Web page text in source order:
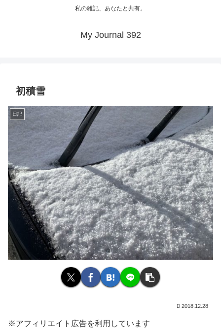
私の雑記、あなたと共有。
My Journal 392
初積雪
日記
2018.12.28
※アフィリエイト広告を利用しています